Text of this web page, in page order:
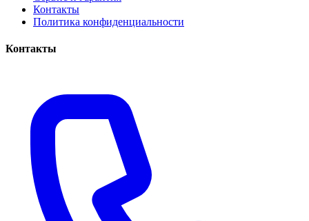
Контакты
Политика конфиденциальности
Контакты